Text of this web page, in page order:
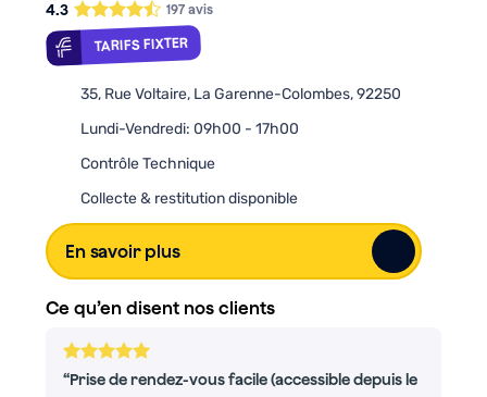
4.3 197 avis
TARIFS FIXTER
35, Rue Voltaire, La Garenne-Colombes, 92250
Lundi-Vendredi: 09h00 - 17h00
Contrôle Technique
Collecte & restitution disponible
En savoir plus
Ce qu’en disent nos clients
Prise de rendez-vous facile (accessible depuis le